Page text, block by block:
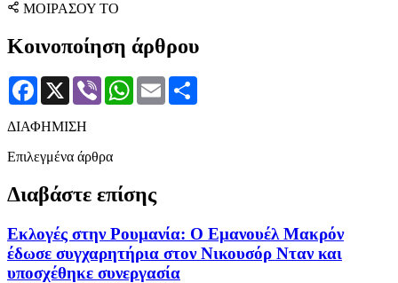
ΜΟΙΡΑΣΟΥ ΤΟ
Κοινοποίηση άρθρου
Facebook
X Viber WhatsApp
Email
ΔΙΑΦΗΜΙΣΗ
Επιλεγμένα άρθρα
Διαβάστε επίσης
Εκλογές στην Ρουμανία: Ο Εμανουέλ Μακρόν
έδωσε συγχαρητήρια στον Νικουσόρ Νταν και
υποσχέθηκε συνεργασία